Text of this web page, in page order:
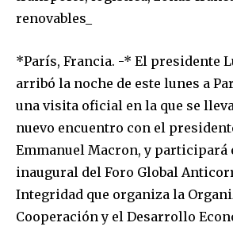
renovables_
*París, Francia. -* El presidente
arribó la noche de este lunes a
una visita oficial en la que se
nuevo encuentro con el
Emmanuel Macron, y participará
inaugural del Foro Global
Integridad que organiza la
Cooperación y el Desarrollo